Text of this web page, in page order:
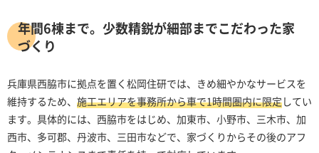
年間6棟まで。少数精鋭が細部までこだわった家
づくり
兵庫県西脇市に拠点を置く松岡住研では、きめ細やかなサービスを
維持するため、 施工エリアを事務所から車で1時間圏内に限定してい
ます。具体的には、西脇市をはじめ、加東市、小野市、三木市、加
西市、多可郡、丹波市、三田市などで、家づくりからその後のアフ